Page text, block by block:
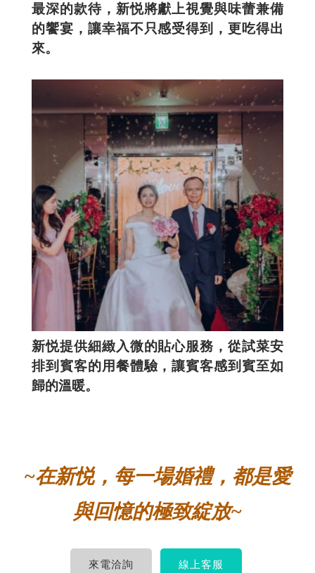
最深的款待，新悦將獻上視覺與味蕾兼備
的饗宴，讓幸福不只感受得到，更吃得出
來。
新悦提供細緻入微的貼心服務，從試菜安
排到賓客的用餐體驗，讓賓客感到賓至如
歸的溫暖。
~在新悦，每一場婚禮，都是愛
與回憶的極致綻放~
來電洽詢 線上客服